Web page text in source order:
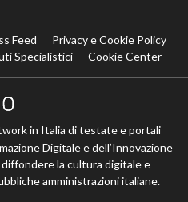
Feed
Privacy e Cookie Policy
Specialistici
Cookie Center
in Italia di testate e portali
Digitale e dell’Innovazione
la cultura digitale e
amministrazioni italiane.